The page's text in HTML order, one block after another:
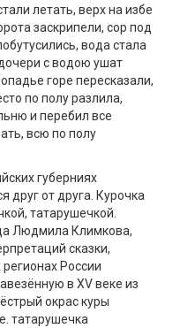
летать, верх на избе
заскрипели, сор под
вода стала
с водою ушат
горе пересказали,
по полу разлила,
и перебил все
всю по полу
губерниях
друг от друга. Курочка
татарушечкой.
Людмила Климкова,
сказки,
России
в XV веке из
окрас куры
татарушечка